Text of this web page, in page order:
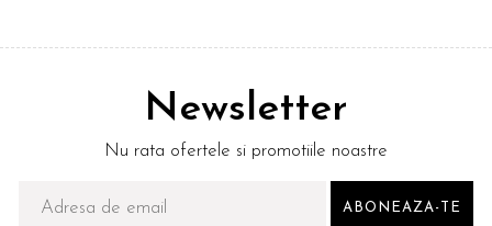
Newsletter
Nu rata ofertele si promotiile noastre